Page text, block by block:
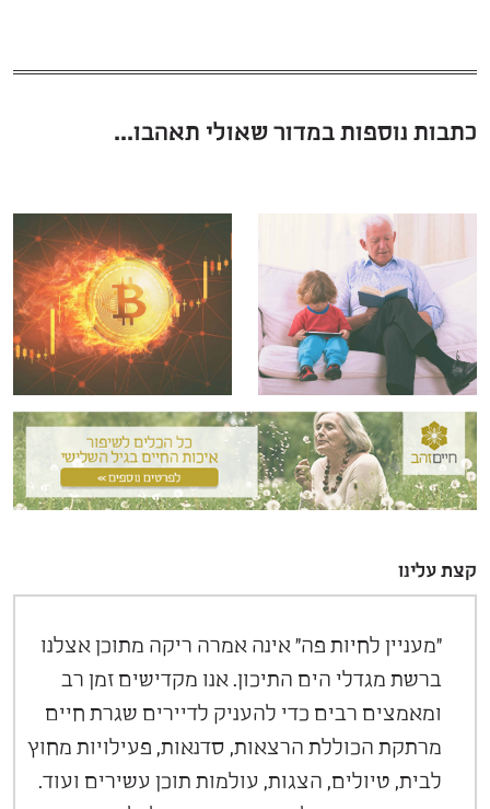
כתבות נוספות במדור שאולי תאהבו...
קצת עלינו
"מעניין לחיות פה" אינה אמרה ריקה מתוכן אצלנו
ברשת מגדלי הים התיכון. אנו מקדישים זמן רב
ומאמצים רבים כדי להעניק לדיירים שגרת חיים
מרתקת הכוללת הרצאות, סדנאות, פעילויות מחוץ
לבית, טיולים, הצגות, עולמות תוכן עשירים ועוד.